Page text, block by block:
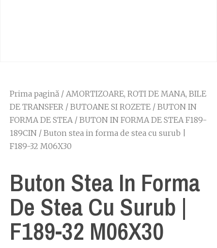
Prima pagină / AMORTIZOARE, ROTI DE MANA, BILE
DE TRANSFER / BUTOANE SI ROZETE / BUTON IN
FORMA DE STEA/ BUTON IN FORMA DE STEA F189-
189CIN / Buton stea in forma de stea cu surub |
F189-32 M06X30
Buton Stea In Forma
De Stea Cu Surub |
F189-32 M06X30